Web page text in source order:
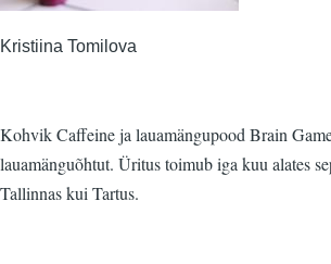
Kristiina Tomilova
Kohvik Caffeine ja lauamängupood Brain
lauamänguõhtut. Üritus toimub iga kuu alates
Tallinnas kui Tartus.